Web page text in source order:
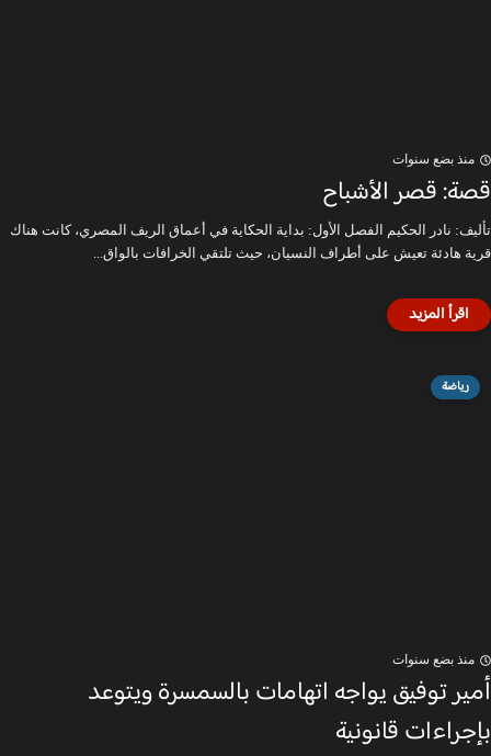
منذ بضع سنوات
قصة: قصر الأشباح
تأليف: نادر الحكيم الفصل الأول: بداية الحكاية في أعماق الريف المصري، كانت هناك
قرية هادئة تعيش على أطراف النسيان، حيث تلتقي الخرافات بالواق...
رياضة
منذ بضع سنوات
أمير توفيق يواجه اتهامات بالسمسرة ويتوعد
بإجراءات قانونية